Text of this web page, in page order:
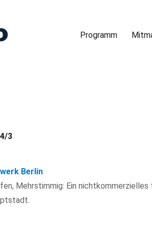
Programm
3
Berlin
Mehrstimmig: Ein nichtkommerzielles